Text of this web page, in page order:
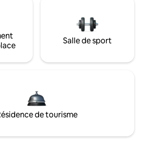
Salle de sport
de tourisme